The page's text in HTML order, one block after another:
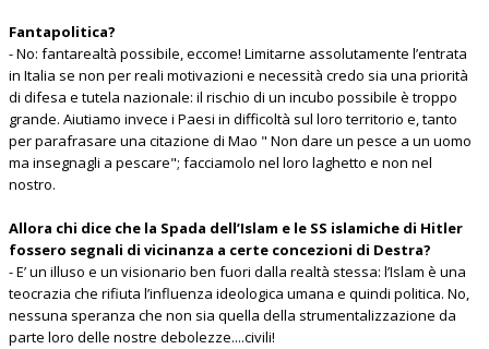
Fantapolitica?
- No: fantarealtà possibile, eccome! Limitarne assolutamente l’entrata
in Italia se non per reali motivazioni e necessità credo sia una priorità
di difesa e tutela nazionale: il rischio di un incubo possibile è troppo
grande. Aiutiamo invece i Paesi in difficoltà sul loro territorio e, tanto
per parafrasare una citazione di Mao " Non dare un pesce a un uomo
ma insegnagli a pescare"; facciamolo nel loro laghetto e non nel
nostro.
Allora chi dice che la Spada dell’Islam e le SS islamiche di Hitler
fossero segnali di vicinanza a certe concezioni di Destra?
- E’ un illuso e un visionario ben fuori dalla realtà stessa: l’Islam è una
teocrazia che rifiuta l’influenza ideologica umana e quindi politica. No,
nessuna speranza che non sia quella della strumentalizzazione da
parte loro delle nostre debolezze....civili!